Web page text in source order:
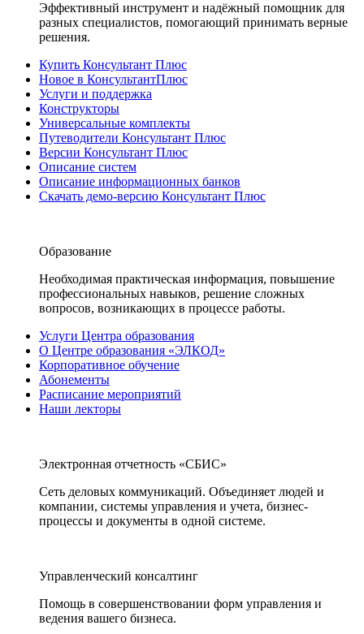
Эффективный инструмент и надёжный помощник для
разных специалистов, помогающий принимать верные
решения.
Купить Консультант Плюс
Новое в КонсультантПлюс
Услуги и поддержка
Конструкторы
Универсальные комплекты
Путеводители Консультант Плюс
Версии Консультант Плюс
Описание систем
Описание информационных банков
Скачать демо-версию Консультант Плюс
Образование
Необходимая практическая информация, повышение
профессиональных навыков, решение сложных
вопросов, возникающих в процессе работы.
Услуги Центра образования
О Центре образования «ЭЛКОД»
Корпоративное обучение
Абонементы
Расписание мероприятий
Наши лекторы
Электронная отчетность «СБИС»
Сеть деловых коммуникаций. Объединяет людей и
компании, системы управления и учета, бизнес-
процессы и документы в одной системе.
Управленческий консалтинг
Помощь в совершенствовании форм управления и
ведения вашего бизнеса.